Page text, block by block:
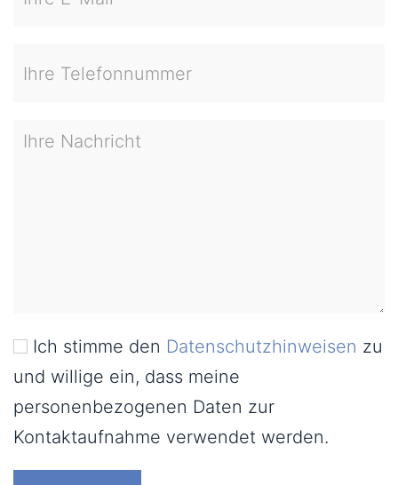
Ich stimme den Datenschutzhinweisen zu
und willige ein, dass meine
personenbezogenen Daten zur
Kontaktaufnahme verwendet werden.